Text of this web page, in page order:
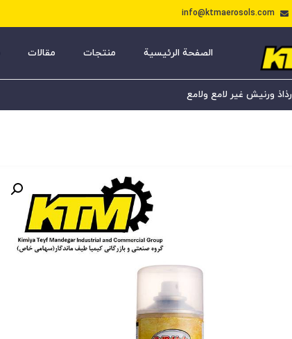
info@ktmaerosols.com
الصفحة الرئيسية منتجات مقالات
رذاذ ورنيش غير لامع ولامع